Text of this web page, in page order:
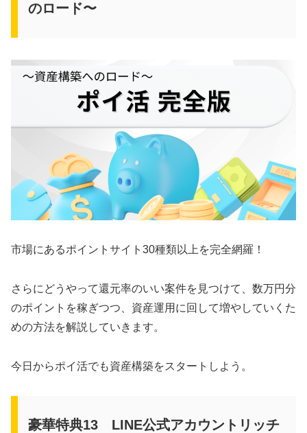
のロード〜
市場にあるポイントサイト30種類以上を完全網羅！
さらにどうやって還元率のいい案件を見つけて、数万円分
のポイントを稼ぎつつ、資産運用に回して増やしていくた
めの方法を解説していきます。
今日からポイ活でも資産構築をスタートしよう。
豪華特典13 LINE公式アカウントリッチ